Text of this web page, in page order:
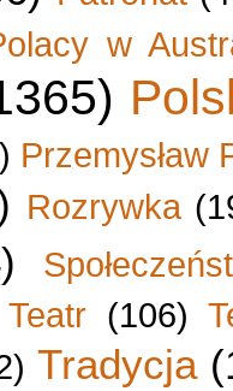
w
Przemysław
Rozrywka
Teatr (106)
Tradycja